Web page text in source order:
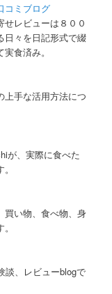
コミブログ
レビューは８００
日々を日記形式で綴
食済み。
上手な活用方法につ
が、実際に食べた
買い物、食べ物、身
談、レビューblogで